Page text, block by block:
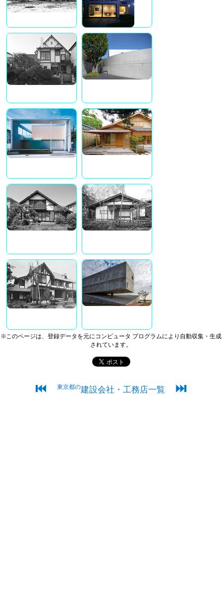
※このページは、登録データを元にコンピュータ プログラムにより自動収集・生成
されています。
⏮ 東京都の建設会社・工務店一覧 ⏭